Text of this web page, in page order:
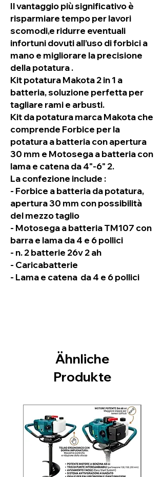
Il vantaggio più significativo è
risparmiare tempo per lavori
scomodi,e ridurre eventuali
infortuni dovuti all’uso di forbici a
mano e migliorare la precisione
della potatura .
Kit potatura Makota 2 in 1 a
batteria, soluzione perfetta per
tagliare rami e arbusti.
Kit da potatura marca Makota che
comprende Forbice per la
potatura a batteria con apertura
30 mm e Motosega a batteria con
lama e catena da 4"-6" 2.
La confezione include :
- Forbice a batteria da potatura,
apertura 30 mm con possibilità
del mezzo taglio
- Motosega a batteria TM107 con
barra e lama da 4 e 6 pollici
- n. 2 batterie 26v 2 ah
- Caricabatterie
- Lama e catena da 4 e 6 pollici
Ähnliche
Produkte